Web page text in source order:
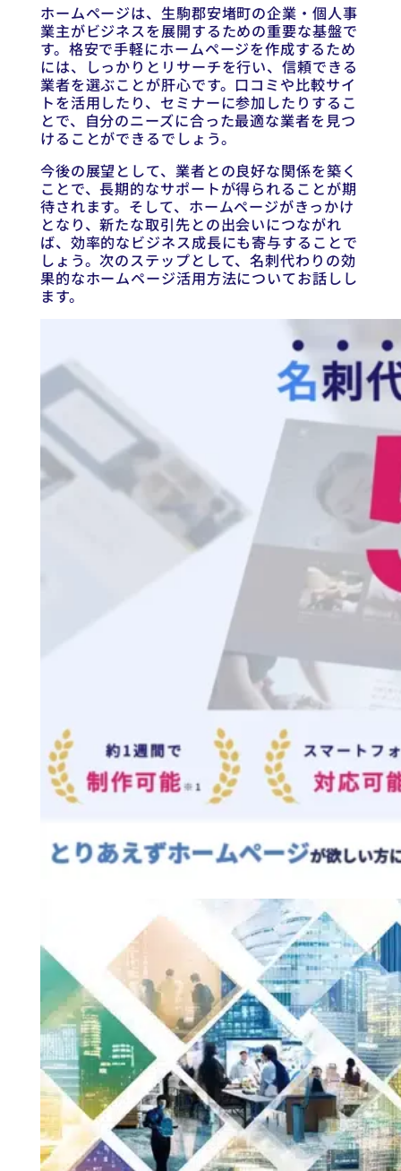
ホームページは、生駒郡安堵町の企業・個人事
業主がビジネスを展開するための重要な基盤で
す。格安で手軽にホームページを作成するため
には、しっかりとリサーチを行い、信頼できる
業者を選ぶことが肝心です。口コミや比較サイ
トを活用したり、セミナーに参加したりするこ
とで、自分のニーズに合った最適な業者を見つ
けることができるでしょう。
今後の展望として、業者との良好な関係を築く
ことで、長期的なサポートが得られることが期
待されます。そして、ホームページがきっかけ
となり、新たな取引先との出会いにつながれ
ば、効率的なビジネス成長にも寄与することで
しょう。次のステップとして、名刺代わりの効
果的なホームページ活用方法についてお話しし
ます。